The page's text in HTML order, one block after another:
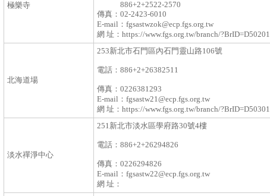
極樂寺
886+2+2522-2570
傳真： 02-2423-6010
E-mail： fgsastwzok@ecp.fgs.org.tw
網 址： https://www.fgs.org.tw/branch/?BrID=D50201
北海道場
253新北市石門區內石門靈山路106號
電話： 886+2+26382511
傳真： 0226381293
E-mail： fgsastw21@ecp.fgs.org.tw
網 址： https://www.fgs.org.tw/branch/?BrID=D50301
淡水禪淨中心
251新北市淡水區學府路30號4樓
電話： 886+2+26294826
傳真： 0226294826
E-mail： fgsastw22@ecp.fgs.org.tw
網 址：